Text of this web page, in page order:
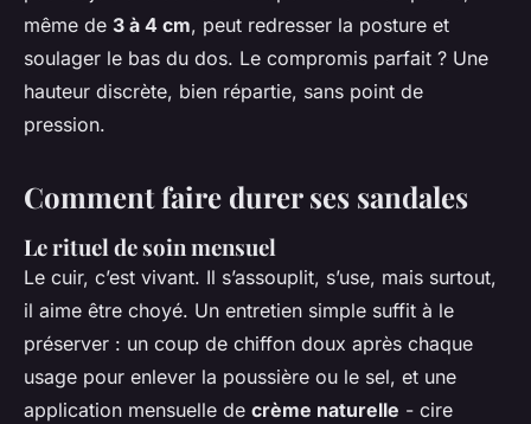
même de 3 à 4 cm, peut redresser la posture et
soulager le bas du dos. Le compromis parfait ? Une
hauteur discrète, bien répartie, sans point de
pression.
Comment faire durer ses sandales
Le rituel de soin mensuel
Le cuir, c’est vivant. Il s’assouplit, s’use, mais surtout,
il aime être choyé. Un entretien simple suffit à le
préserver : un coup de chiffon doux après chaque
usage pour enlever la poussière ou le sel, et une
application mensuelle de crème naturelle - cire